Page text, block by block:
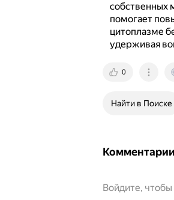
собственных
помогает
цитоплазме
удерживая
0
Найти в Поиске
Комментарии
Войдите,